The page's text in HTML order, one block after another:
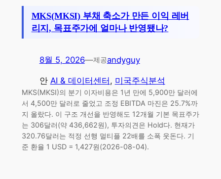
MKS(MKSI) 부채 축소가 만든 이익 레버
리지, 목표주가에 얼마나 반영됐나?
8월 5, 2026—제공andyguy
안 AI & 데이터센터 , 미국주식분석
MKS(MKSI)의 분기 이자비용은 1년 만에 5,900만 달러에
서 4,500만 달러로 줄었고 조정 EBITDA 마진은 25.7%까
지 올랐다. 이 구조 개선을 반영해도 12개월 기본 목표주가
는 306달러(약 436,662원), 투자의견은 Hold다. 현재가
320.76달러는 적정 선행 멀티플 22배를 소폭 웃돈다. 기
준 환율 1 USD = 1,427원(2026-08-04).